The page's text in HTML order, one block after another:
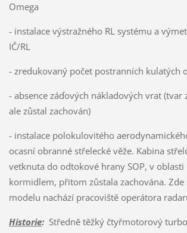
Omega
- instalace výstražného RL systému a
IČ/RL
- zredukovaný počet postranních kulatých
- absence záďových nákladových vrat (tvar
ale zůstal zachován)
- instalace polokulovitého
ocasní obranné střelecké věže. Kabina
vetknuta do odtokové hrany SOP, v
kormidlem, přitom zůstala zachována.
modelu nachází pracoviště operátora
Historie:Středně těžký čtyřmotorový